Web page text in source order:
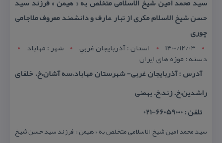
سید محمد امین شیخ الاسلامی متخلص به « هیمن » فرزند سید
حسن شیخ الاسلام مكری از تبار عارف و دانشمند معروف ملاجامی
چوری
1400/12/04
استان : آذربايجان غربي شهر : مهاباد
دسته : موزه های ایران
آدرس : آذربایجان غربی- شهرستان مهاباد،سه آشان،خ. خلفای
راشدین،خ. زند،خ. بهمنی
تلفن : 66059000-021
سید محمد امین شیخ الاسلامی متخلص به « هیمن » فرزند سید حسن شیخ